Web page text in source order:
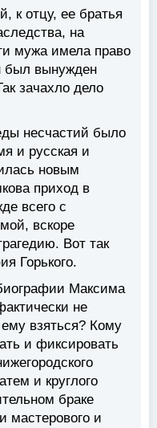
к отцу, ее братья
на
мужа имела право
был вынужден
зачахло дело
несчастий было
и русская и
новым
приход в
всего с
вскоре
Вот так
Горького.
Максима
не
взяться? Кому
и фиксировать
и круглого
браке
мастерового и